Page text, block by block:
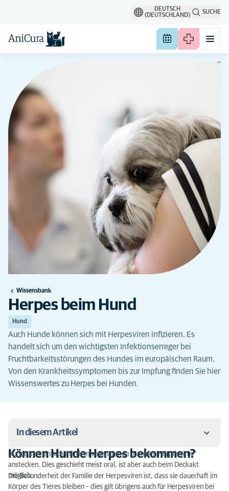
DEUTSCH
(DEUTSCHLAND)
SUCHE
Wissensbank
Herpes beim Hund
Hund
Auch Hunde können sich mit Herpesviren infizieren. Es
handelt sich um den wichtigsten Infektionserreger bei
Fruchtbarkeitsstörungen des Hundes im europäischen Raum.
Von den Krankheitssymptomen bis zur Impfung finden Sie hier
Wissenswertes zu Herpes bei Hunden.
In diesem Artikel
Können Hunde Herpes bekommen?
Symptome von Herpes beim Hund
Können Hunde Herpes bekommen?
Hunde können sich mit dem sogenannten „Caninen Herpesvirus“
anstecken. Dies geschieht meist oral, ist aber auch beim Deckakt
möglich.
Die Besonderheit der Familie der Herpesviren ist, dass sie dauerhaft im
Körper des Tieres bleiben – dies gilt übrigens auch für Herpesviren bei